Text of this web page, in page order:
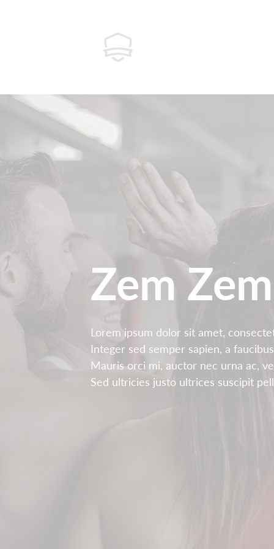
Zem Zem
Lorem ipsum dolor sit amet,
Integer sed semper sapien, a
Mauris orci mi, auctor nec urna ac,
Sed ultricies justo ultrices suscipit